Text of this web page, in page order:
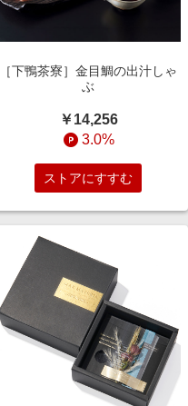
［下鴨茶寮］金目鯛の出汁しゃ
ぶ
￥14,256
3.0%
ストアにすすむ